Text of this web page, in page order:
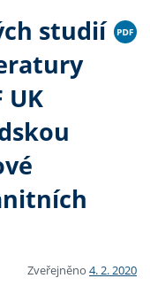
studií
Zveřejněno 4. 2. 2020